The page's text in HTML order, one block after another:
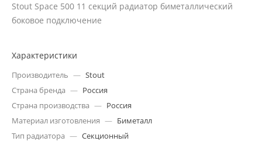
Stout Space 500 11 секций радиатор биметаллический
боковое подключение
Характеристики
Производитель — Stout
Страна бренда — Россия
Страна производства — Россия
Материал изготовления — Биметалл
Тип радиатора — Секционный